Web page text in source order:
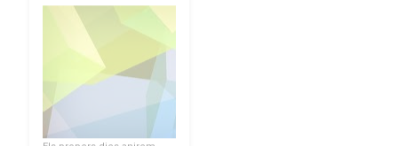
Els propers dies anirem
fent un recopilatori de totes